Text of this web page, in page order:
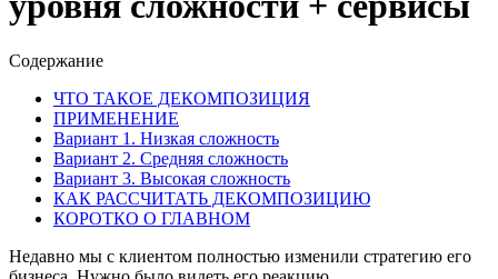
Содержание
ЧТО ТАКОЕ ДЕКОМПОЗИЦИЯ
ПРИМЕНЕНИЕ
Вариант 1. Низкая сложность
Вариант 2. Средняя сложность
Вариант 3. Высокая сложность
КАК РАССЧИТАТЬ ДЕКОМПОЗИЦИЮ
КОРОТКО О ГЛАВНОМ
Недавно мы с клиентом полностью изменили стратегию его